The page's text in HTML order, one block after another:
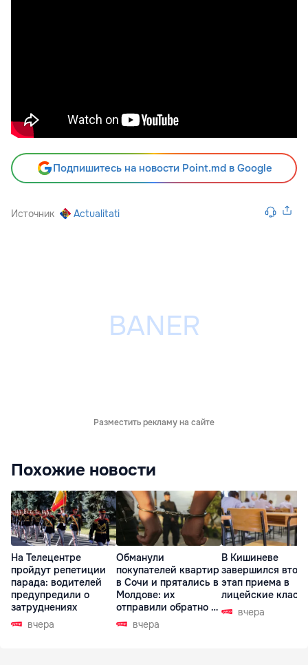
Подпишитесь на новости Point.md в Google
Источник Actualitati
Разместить рекламу на сайте
Похожие новости
На Телецентре
пройдут репетиции
парада: водителей
предупредили о
затруднениях
вчера
Обманули
покупателей квартир
в Сочи и прятались в
Молдове: их
отправили обратно в
РФ вчера
В Кишиневе
завершился
этап приема в
лицейские
вчера